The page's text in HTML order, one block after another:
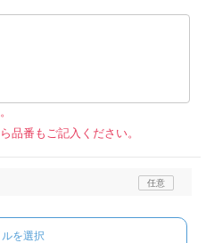
品番もご記入ください。
を選択